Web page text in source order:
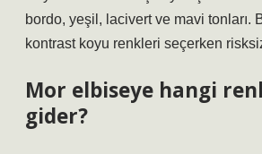
bordo, yeşil, lacivert ve mavi tonları.
kontrast koyu renkleri seçerken
Mor elbiseye hangi
gider?